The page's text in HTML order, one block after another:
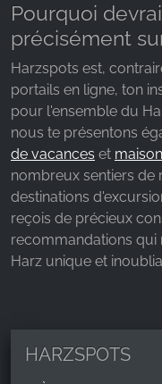
Pourquoi
précisément
Harzspots est,
portails en ligne, ton
pour l'ensemble du
nous te présentons
de vacances et
nombreux sentiers de
destinations
reçois de précieux
recommandations qui
Harz unique et
HARZSPOTS